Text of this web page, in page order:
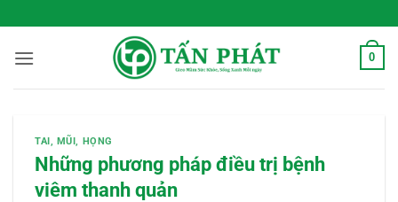
qua
nội
0
TAI, MŨI, HỌNG
Những phương pháp điều trị bệnh
viêm thanh quản